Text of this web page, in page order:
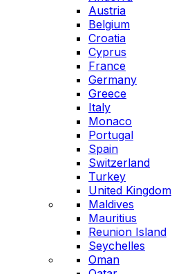
Austria
Belgium
Croatia
Cyprus
France
Germany
Greece
Italy
Monaco
Portugal
Spain
Switzerland
Turkey
United Kingdom
Maldives
Mauritius
Reunion Island
Seychelles
Oman